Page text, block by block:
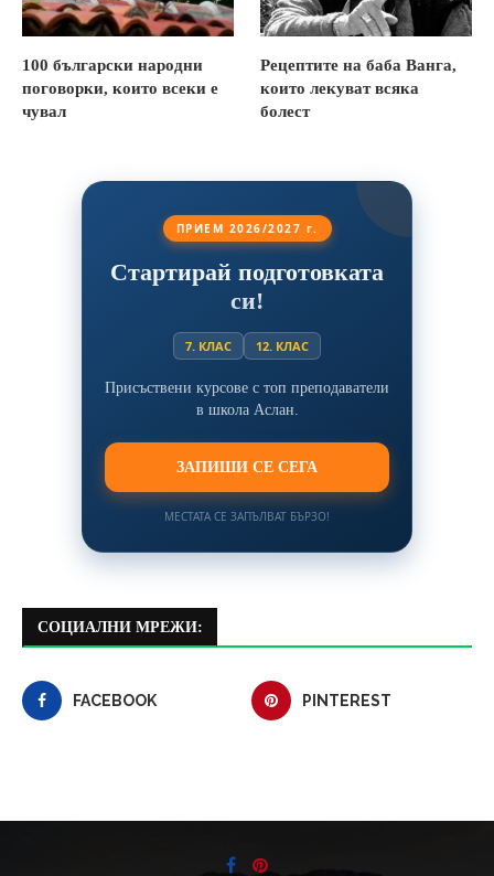
100 български народни
поговорки, които всеки е
чувал
Рецептите на баба Ванга,
които лекуват всяка
болест
ПРИЕМ 2026/2027 г.
Стартирай подготовката
си!
7. КЛАС 12. КЛАС
Присъствени курсове с топ преподаватели
в школа Аслан.
ЗАПИШИ СЕ СЕГА
МЕСТАТА СЕ ЗАПЪЛВАТ БЪРЗО!
СОЦИАЛНИ МРЕЖИ:
FACEBOOK PINTEREST